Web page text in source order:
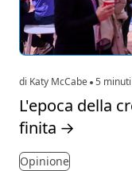
di Katy McCabe 5
L'epoca della
finita →
Opinione